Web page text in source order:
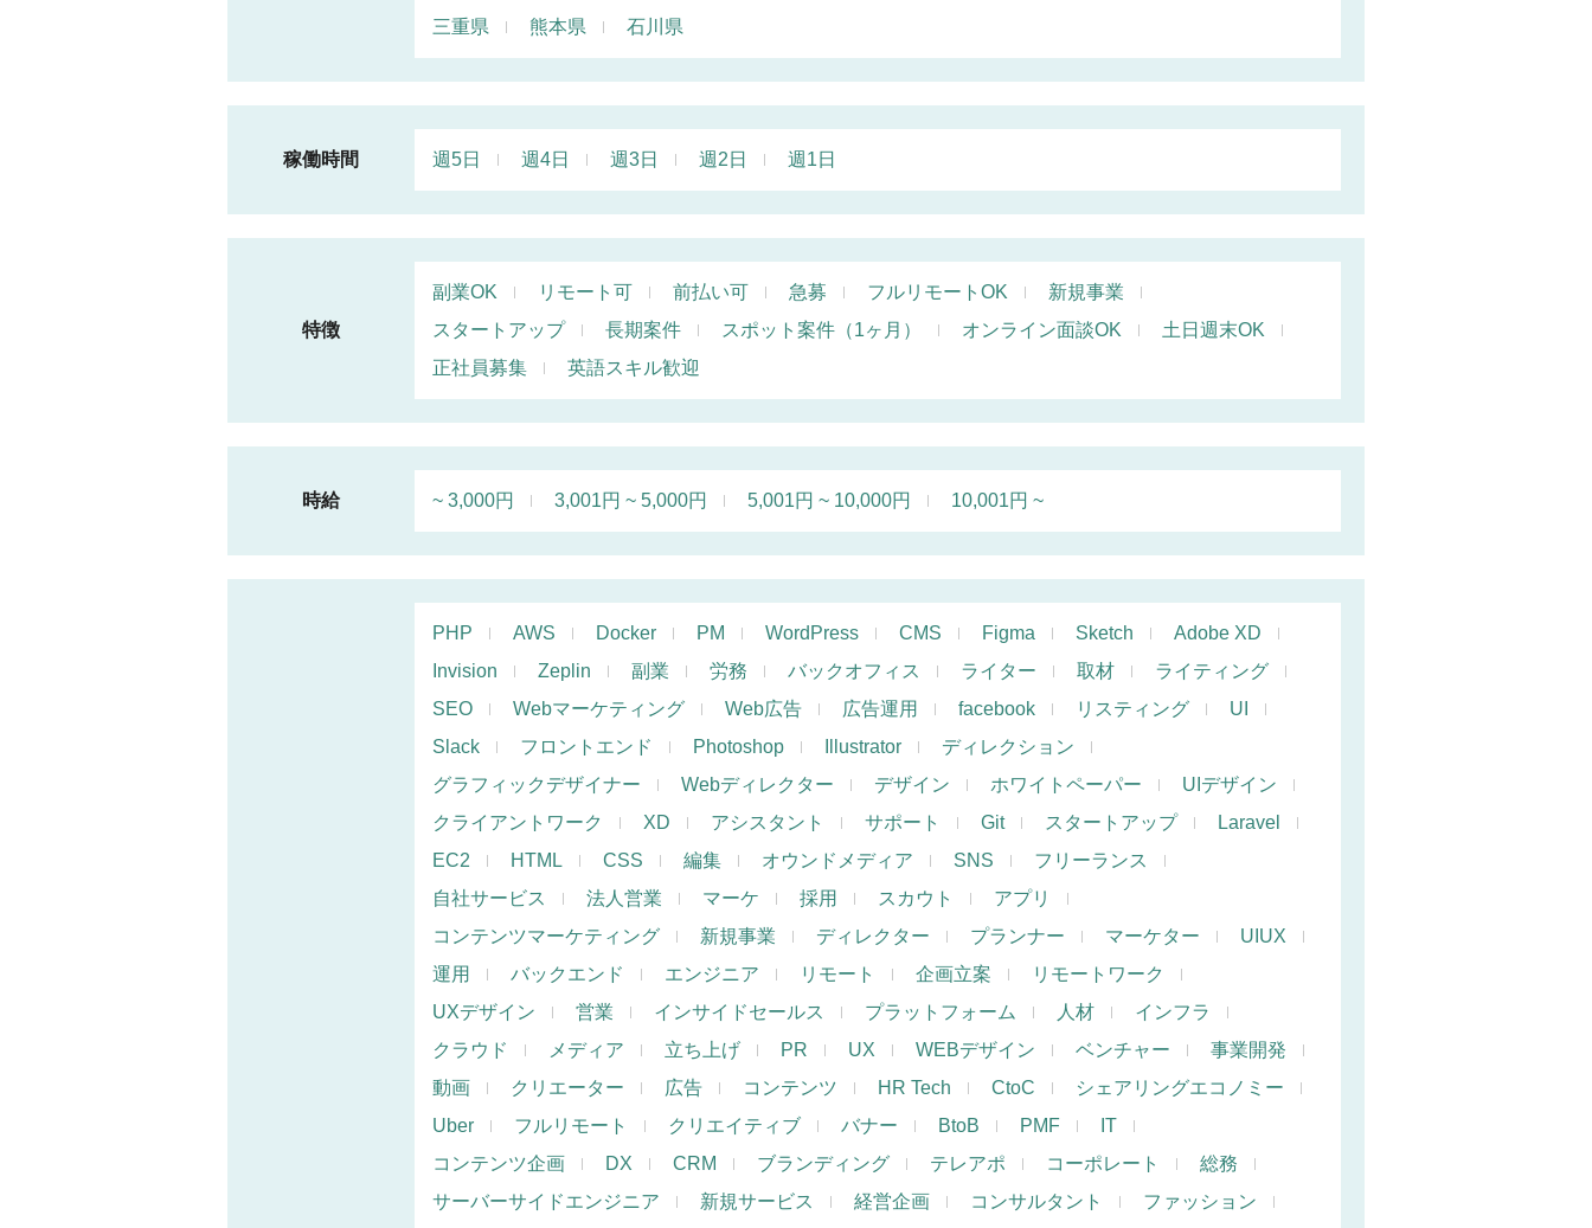
三重県
熊本県 石川県
稼働時間 週5日 週4日 週3日 週2日 週1日
特徴
副業OK リモート可 前払い可 急募 フルリモートOK
新規事業
スタートアップ
長期案件 スポット案件（1ヶ月） オンライン面談OK
土日週末OK
正社員募集
英語スキル歓迎
時給 ~ 3,000円 3,001円 ~ 5,000円 5,001円 ~ 10,000円 10,001円 ~
PHP AWS Docker PM WordPress CMS Figma Sketch
Adobe XD
Invision
Zeplin 副業 労務 バックオフィス ライター 取材
ライティング
SEO
Webマーケティング Web広告 広告運用 facebook リスティング
UI
Slack
フロントエンド Photoshop Illustrator
ディレクション
グラフィックデザイナー
Webディレクター デザイン ホワイトペーパー
UIデザイン
クライアントワーク
XD アシスタント サポート Git スタートアップ
Laravel
EC2
HTML CSS 編集 オウンドメディア SNS
フリーランス
自社サービス
法人営業 マーケ 採用 スカウト
アプリ
コンテンツマーケティング
新規事業 ディレクター プランナー マーケター
UIUX
運用
バックエンド エンジニア リモート 企画立案
リモートワーク
UXデザイン
営業 インサイドセールス プラットフォーム 人材
インフラ
クラウド
メディア 立ち上げ PR UX WEBデザイン ベンチャー
事業開発
動画
クリエーター 広告 コンテンツ HR Tech CtoC
シェアリングエコノミー
Uber
フルリモート クリエイティブ バナー BtoB PMF
IT
コンテンツ企画
DX CRM ブランディング テレアポ コーポレート
総務
サーバーサイドエンジニア
新規サービス 経営企画 コンサルタント
ファッション